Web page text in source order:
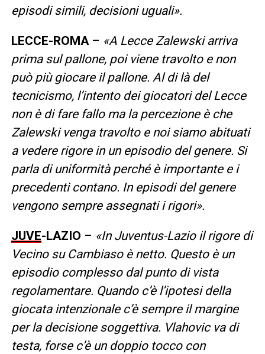
episodi simili, decisioni uguali».
LECCE-ROMA– «A Lecce Zalewski arriva
prima sul pallone, poi viene travolto e non
può più giocare il pallone. Al di là del
tecnicismo, l’intento dei giocatori del Lecce
non è di fare fallo ma la percezione è che
Zalewski venga travolto e noi siamo abituati
a vedere rigore in un episodio del genere. Si
parla di uniformità perché è importante e i
precedenti contano. In episodi del genere
vengono sempre assegnati i rigori».
JUVE-LAZIO – «In Juventus-Lazio il rigore di
Vecino su Cambiaso è netto. Questo è un
episodio complesso dal punto di vista
regolamentare. Quando c’è l’ipotesi della
giocata intenzionale c’è sempre il margine
per la decisione soggettiva. Vlahovic va di
testa, forse c’è un doppio tocco con